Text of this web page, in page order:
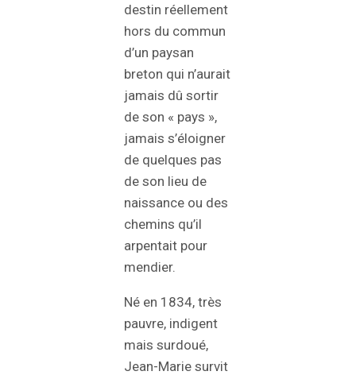
destin réellement
hors du commun
d’un paysan
breton qui n’aurait
jamais dû sortir
de son « pays »,
jamais s’éloigner
de quelques pas
de son lieu de
naissance ou des
chemins qu’il
arpentait pour
mendier.
Né en 1834, très
pauvre, indigent
mais surdoué,
Jean-Marie survit